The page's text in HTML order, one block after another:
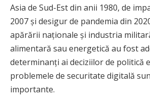
Asia de Sud-Est din anii 1980, de
2007 și desigur de pandemia din
apărării naționale și industria
alimentară sau energetică au fost
determinanți ai deciziilor de politică
problemele de securitate digitală
importante.